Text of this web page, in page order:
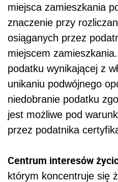
miejsca zamieszkania
znaczenie przy
osiąganych przez
miejscem
podatku wynikającej z
unikaniu podwójnego
niedobranie podatku
jest możliwe pod
przez podatnika
Centrum interesów
którym koncentruje się